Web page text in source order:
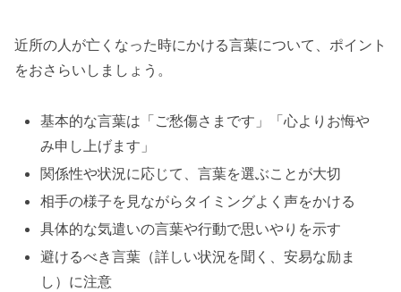
近所の人が亡くなった時にかける言葉について、ポイント
をおさらいしましょう。
基本的な言葉は「ご愁傷さまです」「心よりお悔や
み申し上げます」
関係性や状況に応じて、言葉を選ぶことが大切
相手の様子を見ながらタイミングよく声をかける
具体的な気遣いの言葉や行動で思いやりを示す
避けるべき言葉（詳しい状況を聞く、安易な励ま
し）に注意